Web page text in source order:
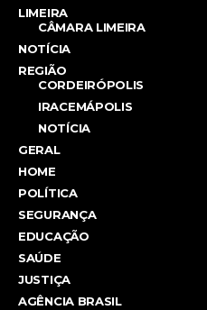
LIMEIRA
CÂMARA LIMEIRA
NOTÍCIA
REGIÃO
CORDEIRÓPOLIS
IRACEMÁPOLIS
NOTÍCIA
GERAL
HOME
POLÍTICA
SEGURANÇA
EDUCAÇÃO
SAÚDE
JUSTIÇA
AGÊNCIA BRASIL